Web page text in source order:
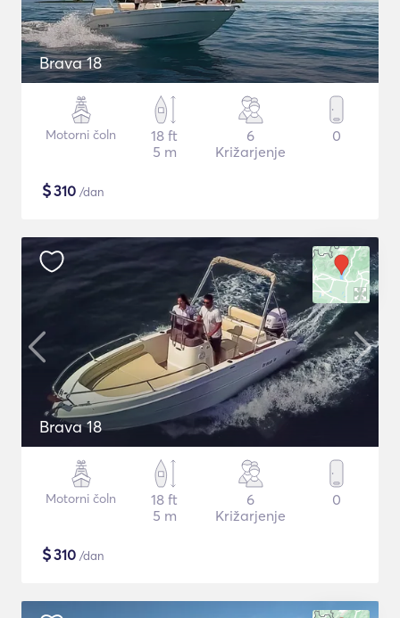
Brava 18
Motorni čoln
18 ft
5 m
6
Križarjenje
0
$310 /dan
Brava 18
Motorni čoln
18 ft
5 m
6
Križarjenje
0
$310 /dan